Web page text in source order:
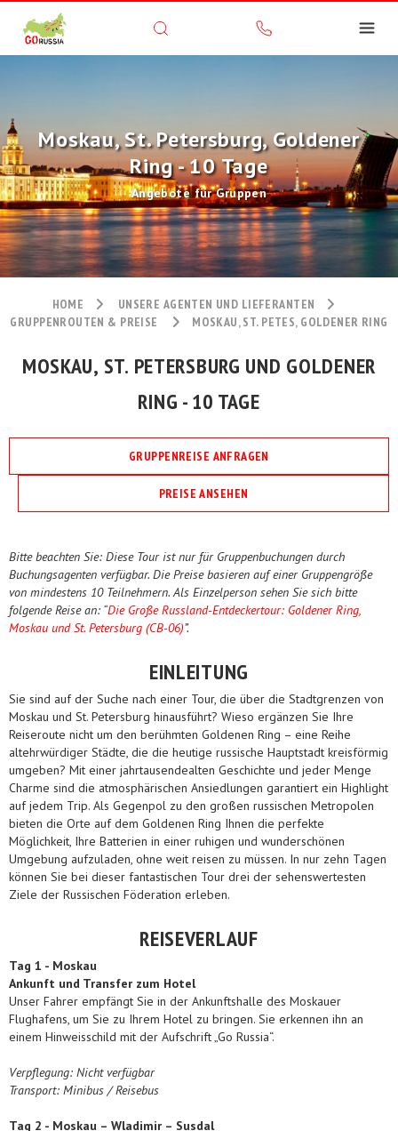
Moskau, St. Petersburg, Goldener
Ring - 10 Tage
Angebote für Gruppen
HOME
UNSERE AGENTEN UND LIEFERANTEN
GRUPPENROUTEN & PREISE
MOSKAU, ST. PETES, GOLDENER RING
MOSKAU, ST. PETERSBURG UND GOLDENER
RING - 10 TAGE
GRUPPENREISE ANFRAGEN
PREISE ANSEHEN
Bitte beachten Sie: Diese Tour ist nur für Gruppenbuchungen durch
Buchungsagenten verfügbar. Die Preise basieren auf einer Gruppengröße
von mindestens 10 Teilnehmern. Als Einzelperson sehen Sie sich bitte
folgende Reise an: “Die Große Russland-Entdeckertour: Goldener Ring,
Moskau und St. Petersburg (CB-06)”.
EINLEITUNG
Sie sind auf der Suche nach einer Tour, die über die Stadtgrenzen von
Moskau und St. Petersburg hinausführt? Wieso ergänzen Sie Ihre
Reiseroute nicht um den berühmten Goldenen Ring – eine Reihe
altehrwürdiger Städte, die die heutige russische Hauptstadt kreisförmig
umgeben? Mit einer jahrtausendealten Geschichte und jeder Menge
Charme sind die atmosphärischen Ansiedlungen garantiert ein Highlight
auf jedem Trip. Als Gegenpol zu den großen russischen Metropolen
bieten die Orte auf dem Goldenen Ring Ihnen die perfekte
Möglichkeit, Ihre Batterien in einer ruhigen und wunderschönen
Umgebung aufzuladen, ohne weit reisen zu müssen. In nur zehn Tagen
können Sie bei dieser fantastischen Tour drei der sehenswertesten
Ziele der Russischen Föderation erleben.
REISEVERLAUF
Tag 1 - Moskau
Ankunft und Transfer zum Hotel
Unser Fahrer empfängt Sie in der Ankunftshalle des Moskauer
Flughafens, um Sie zu Ihrem Hotel zu bringen. Sie erkennen ihn an
einem Hinweisschild mit der Aufschrift „Go Russia“.
Verpflegung: Nicht verfügbar
Transport: Minibus / Reisebus
Tag 2 - Moskau – Wladimir – Susdal